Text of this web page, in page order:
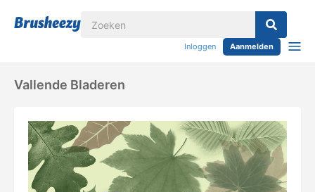
Inloggen Aanmelden
Vallende Bladeren